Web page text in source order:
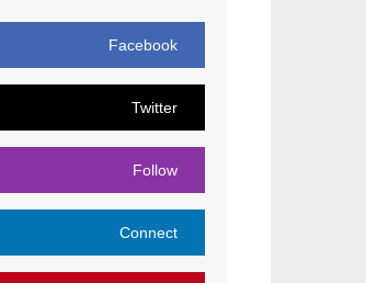
Facebook
Twitter
Follow
Connect